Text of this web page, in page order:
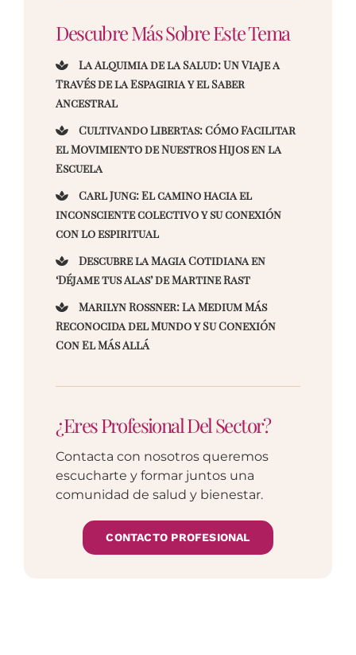
Descubre Más Sobre Este Tema
La Alquimia de la Salud: Un Viaje a
Través de la Espagiria y el Saber
Ancestral
Cultivando Libertas: Cómo Facilitar
el Movimiento de Nuestros Hijos en la
Escuela
Carl Jung: El camino hacia el
inconsciente colectivo y su conexión
con lo espiritual
Descubre la Magia Cotidiana en
‘Déjame tus Alas’ de Martine Rast
Marilyn Rossner: La Medium Más
Reconocida del Mundo y Su Conexión
Con El Más Allá
¿Eres Profesional Del Sector?
Contacta con nosotros queremos
escucharte y formar juntos una
comunidad de salud y bienestar.
CONTACTO PROFESIONAL